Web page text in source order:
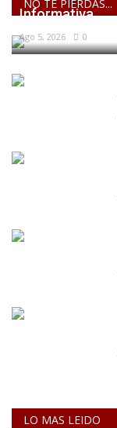
NO TE PIERDAS...
Informativa...
Ago 5, 2026 0
LO MAS LEIDO